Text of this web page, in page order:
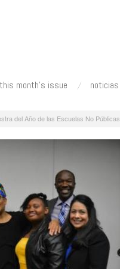
this month's issue noticias
del Año de las Escuelas No Públicas